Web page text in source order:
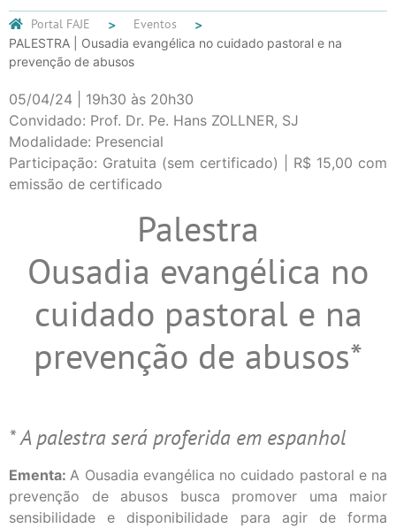
Portal FAJE Eventos
PALESTRA | Ousadia evangélica no cuidado pastoral e na
prevenção de abusos
05/04/24 | 19h30 às 20h30
Convidado: Prof. Dr. Pe. Hans ZOLLNER, SJ
Modalidade: Presencial
Participação: Gratuita (sem certificado) | R$ 15,00 com
emissão de certificado
Palestra
Ousadia evangélica no
cuidado pastoral e na
prevenção de abusos*
* A palestra será proferida em espanhol
Ementa: A Ousadia evangélica no cuidado pastoral e na
prevenção de abusos busca promover uma maior
sensibilidade e disponibilidade para agir de forma